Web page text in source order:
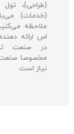
(طراحی)،
(خدمات)
ملاحظه
اس ارائه
در صنعت
مخصوصا صنعت
نیاز است.